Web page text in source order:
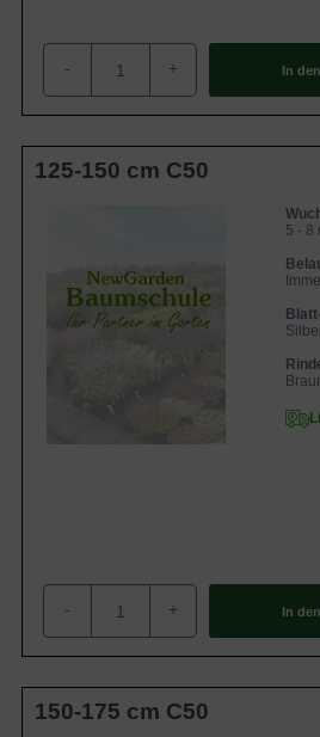
- + In den
125-150 cm C50
5 - 8
- + In den
150-175 cm C50